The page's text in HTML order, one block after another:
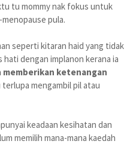
tu mommy nak fokus untuk
pula.
seperti kitaran haid yang tidak
dengan implanon kerana ia
memberikan ketenangan
mengambil pil atau
keadaan kesihatan dan
memilih mana-mana kaedah